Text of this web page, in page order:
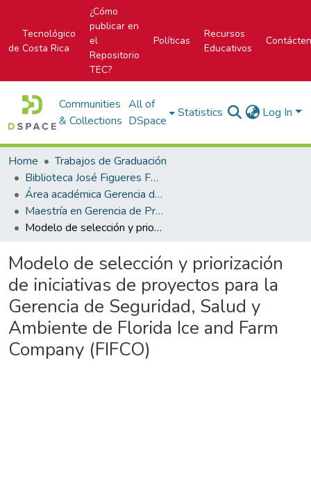
Tecnológico
de Costa Rica
¿Cómo
publicar en
el
Repositorio
TEC?
Políticas
Recursos
Educativos
Communities
& Collections
All of
DSpace
Statistics Log In
Home
Trabajos de Graduación
Biblioteca José Figueres Ferrer
Área académica Gerencia de Proyectos
Maestría en Gerencia de Proyectos
Modelo de selección y priorización de iniciativas de proyectos para la Gerencia de Seguridad, Salud y Ambiente de Florida Ice and Farm Company (FIFCO)
Modelo de selección y priorización
de iniciativas de proyectos para la
Gerencia de Seguridad, Salud y
Ambiente de Florida Ice and Farm
Company (FIFCO)